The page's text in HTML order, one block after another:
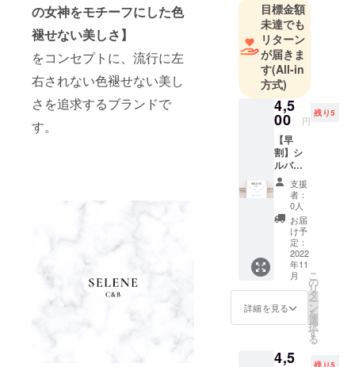
の女神をモチーフにした色
褪せない美しさ】
をコンセプトに、流行に左
右されない色褪せない美し
さを追求するブランドで
す。
目標金額
未達でも
リターン
が届きま
す(All-in
方式)
4,5
00 円
残り5
【早
割】シ
ルバー
ブレス
レット
※送料込
みの価
格で
す。 一
般販売
価格：
5,000円
支援
者：
0人
お届
け予
定：
2022
年11
月
詳細を見る
こ
の
リ
タ
ー
ン
を
選
択
す
る
4,5 残り5